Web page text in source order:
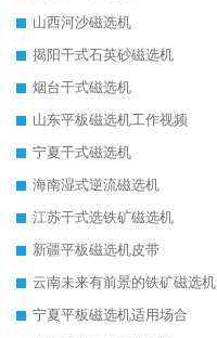
山西河沙磁选机
揭阳干式石英砂磁选机
烟台干式磁选机
山东平板磁选机工作视频
宁夏干式磁选机
海南湿式逆流磁选机
江苏干式选铁矿磁选机
新疆平板磁选机皮带
云南未来有前景的铁矿磁选机
宁夏平板磁选机适用场合